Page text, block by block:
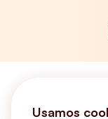
Usamos